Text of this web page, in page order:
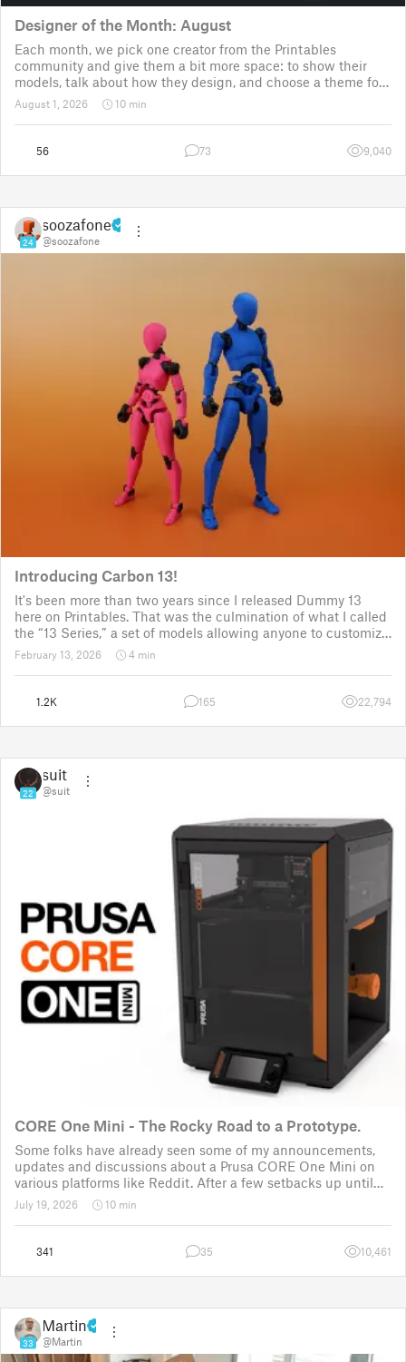
Designer of the Month: August
Each month, we pick one creator from the Printables
community and give them a bit more space: to show their
models, talk about how they design, and choose a theme for
a community challenge. It is a way to say thanks, but also a
way to show the real p
August 1, 2026 10 min
56 73 9,040
24
soozafone
@soozafone
Introducing Carbon 13!
It's been more than two years since I released Dummy 13
here on Printables. That was the culmination of what I called
the “13 Series,” a set of models allowing anyone to customize
their own humanoid action figure.
Since then, I've explored in a few d
February 13, 2026 4 min
1.2K 165 22,794
22
suit
@suit
CORE One Mini - The Rocky Road to a Prototype.
Some folks have already seen some of my announcements,
updates and discussions about a Prusa CORE One Mini on
various platforms like Reddit. After a few setbacks up until
November 2025, the project was put back to the drawing
board for the third time
July 19, 2026 10 min
341 35 10,461
33
Martin
@Martin